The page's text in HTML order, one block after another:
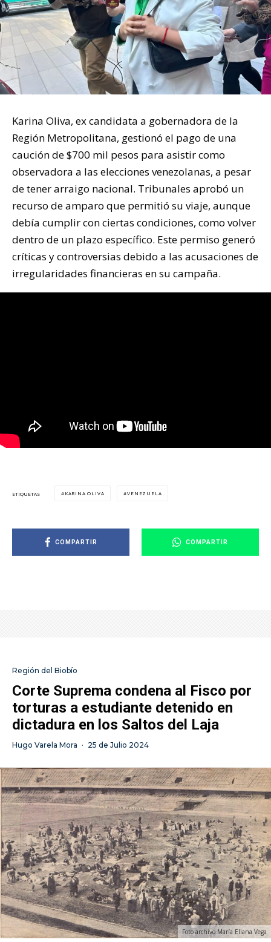
Karina Oliva, ex candidata a gobernadora de la
Región Metropolitana, gestionó el pago de una
caución de $700 mil pesos para asistir como
observadora a las elecciones venezolanas, a pesar
de tener arraigo nacional. Tribunales aprobó un
recurso de amparo que permitió su viaje, aunque
debía cumplir con ciertas condiciones, como volver
dentro de un plazo específico. Este permiso generó
críticas y controversias debido a las acusaciones de
irregularidades financieras en su campaña.
ETIQUETAS KARINA OLIVA VENEZUELA
COMPARTIR COMPARTIR
Región del Biobío
Corte Suprema condena al Fisco por
torturas a estudiante detenido en
dictadura en los Saltos del Laja
Hugo Varela Mora · 25 de Julio 2024
Foto archivo María Eliana Vega